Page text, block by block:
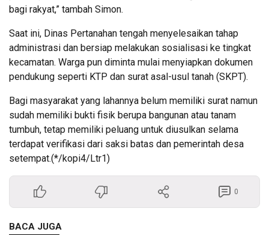
bagi rakyat,” tambah Simon.
Saat ini, Dinas Pertanahan tengah menyelesaikan tahap
administrasi dan bersiap melakukan sosialisasi ke tingkat
kecamatan. Warga pun diminta mulai menyiapkan dokumen
pendukung seperti KTP dan surat asal-usul tanah (SKPT).
Bagi masyarakat yang lahannya belum memiliki surat namun
sudah memiliki bukti fisik berupa bangunan atau tanam
tumbuh, tetap memiliki peluang untuk diusulkan selama
terdapat verifikasi dari saksi batas dan pemerintah desa
setempat.(*/kopi4/Ltr1)
0
BACA JUGA